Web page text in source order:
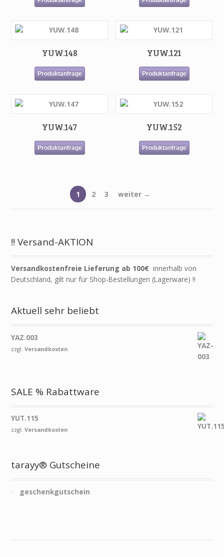
YUW.148
Produktanfrage
YUW.121
Produktanfrage
YUW.147
Produktanfrage
YUW.152
Produktanfrage
1 2 3 weiter →
!! Versand-AKTION
Versandkostenfreie Lieferung ab 100€ innerhalb von
Deutschland, gilt nur für Shop-Bestellungen (Lagerware) !!
Aktuell sehr beliebt
YAZ.003
zzgl.Versandkosten
SALE % Rabattware
YUT.115
zzgl.Versandkosten
tarayy® Gutscheine
geschenkgutschein